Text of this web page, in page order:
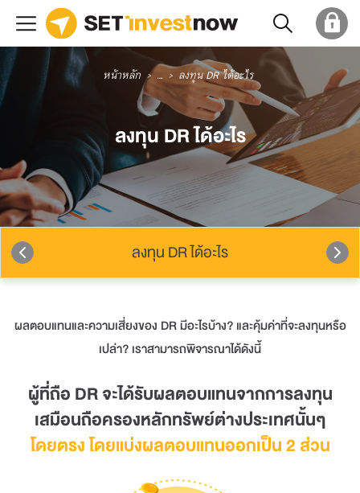
หน้าหลัก ... ลงทุน DR ได้อะไร
ลงทุน DR ได้อะไร
ลงทุน DR ได้อะไร
ผลตอบแทนและความเสี่ยงของ DR มีอะไรบ้าง? และคุ้มค่าที่จะลงทุนหรือ
เปล่า? เราสามารถพิจารณาได้ดังนี้
ผู้ที่ถือ DR จะได้รับผลตอบแทนจากการลงทุน
เสมือนถือครองหลักทรัพย์ต่างประเทศนั้นๆ
โดยตรง โดยแบ่งผลตอบแทนออกเป็น 2 ส่วน